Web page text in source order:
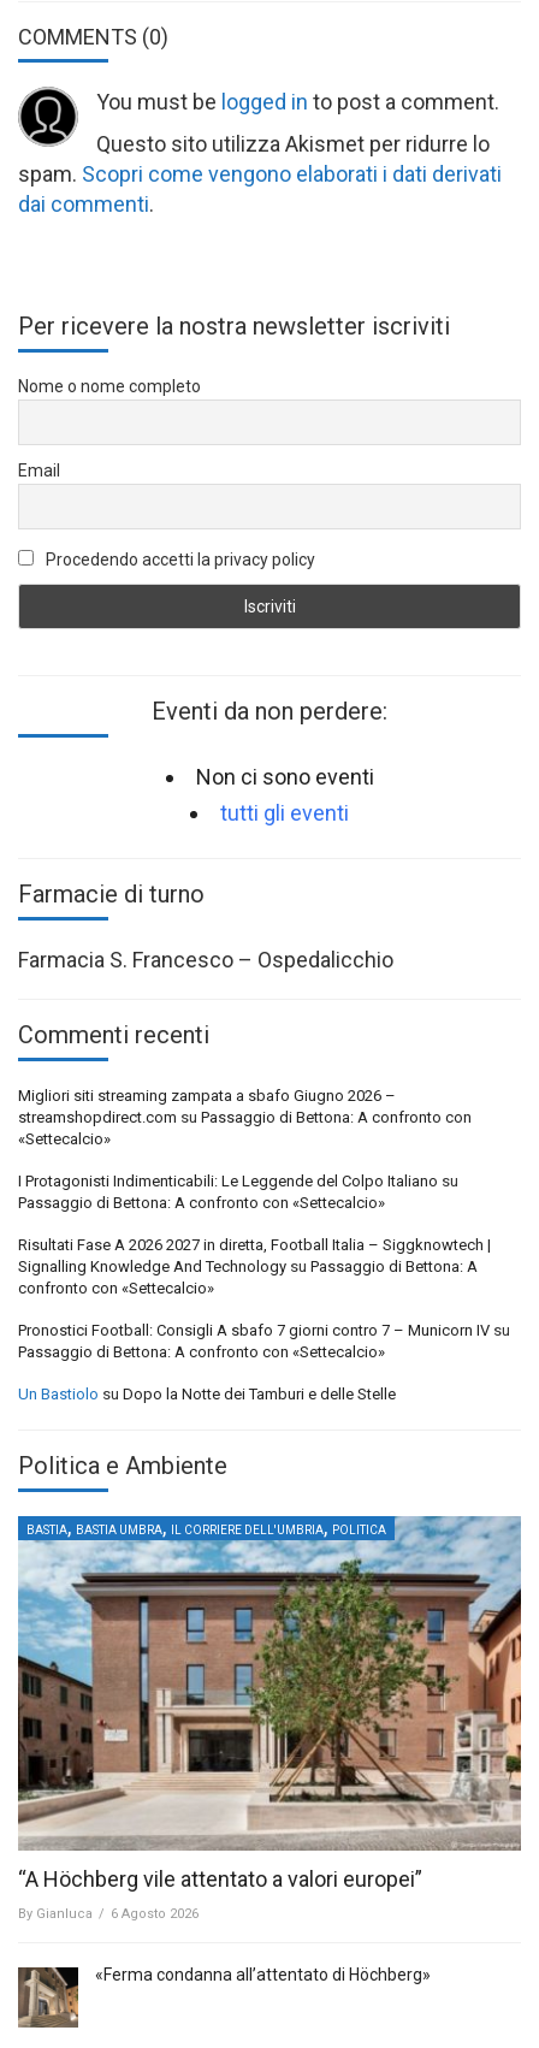
COMMENTS (0)
You must be logged in to post a comment.
Questo sito utilizza Akismet per ridurre lo
spam. Scopri come vengono elaborati i dati derivati
dai commenti.
Per ricevere la nostra newsletter iscriviti
Nome o nome completo
Email
Procedendo accetti la privacy policy
Eventi da non perdere:
Non ci sono eventi
tutti gli eventi
Farmacie di turno
Farmacia S. Francesco – Ospedalicchio
Commenti recenti
Migliori siti streaming zampata a sbafo Giugno 2026 –
streamshopdirect.com su Passaggio di Bettona: A confronto con
«Settecalcio»
I Protagonisti Indimenticabili: Le Leggende del Colpo Italiano su
Passaggio di Bettona: A confronto con «Settecalcio»
Risultati Fase A 2026 2027 in diretta, Football Italia – Siggknowtech |
Signalling Knowledge And Technology su Passaggio di Bettona: A
confronto con «Settecalcio»
Pronostici Football: Consigli A sbafo 7 giorni contro 7 – Municorn IV su
Passaggio di Bettona: A confronto con «Settecalcio»
Un Bastiolo su Dopo la Notte dei Tamburi e delle Stelle
Politica e Ambiente
BASTIA, BASTIA UMBRA, IL CORRIERE DELL'UMBRIA, POLITICA
“A Höchberg vile attentato a valori europei”
By Gianluca / 6 Agosto 2026
«Ferma condanna all’attentato di Höchberg»